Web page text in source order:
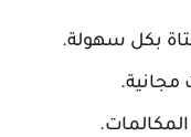
بكل سهولة.
مجانية.